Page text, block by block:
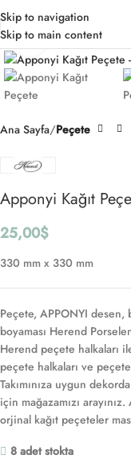
Skip to navigation
Skip to main content
Click to enlarge
Ana Sayfa Peçete
Apponyi Kağıt
25,00$
330 mm x 330 mm
Peçete, APPONYI
boyaması Herend
Herend peçete halkaları
peçete halkaları ve
Takımınıza uygun
için mağazamızı
orjinal kağıt peçeteler
8 adet stokta